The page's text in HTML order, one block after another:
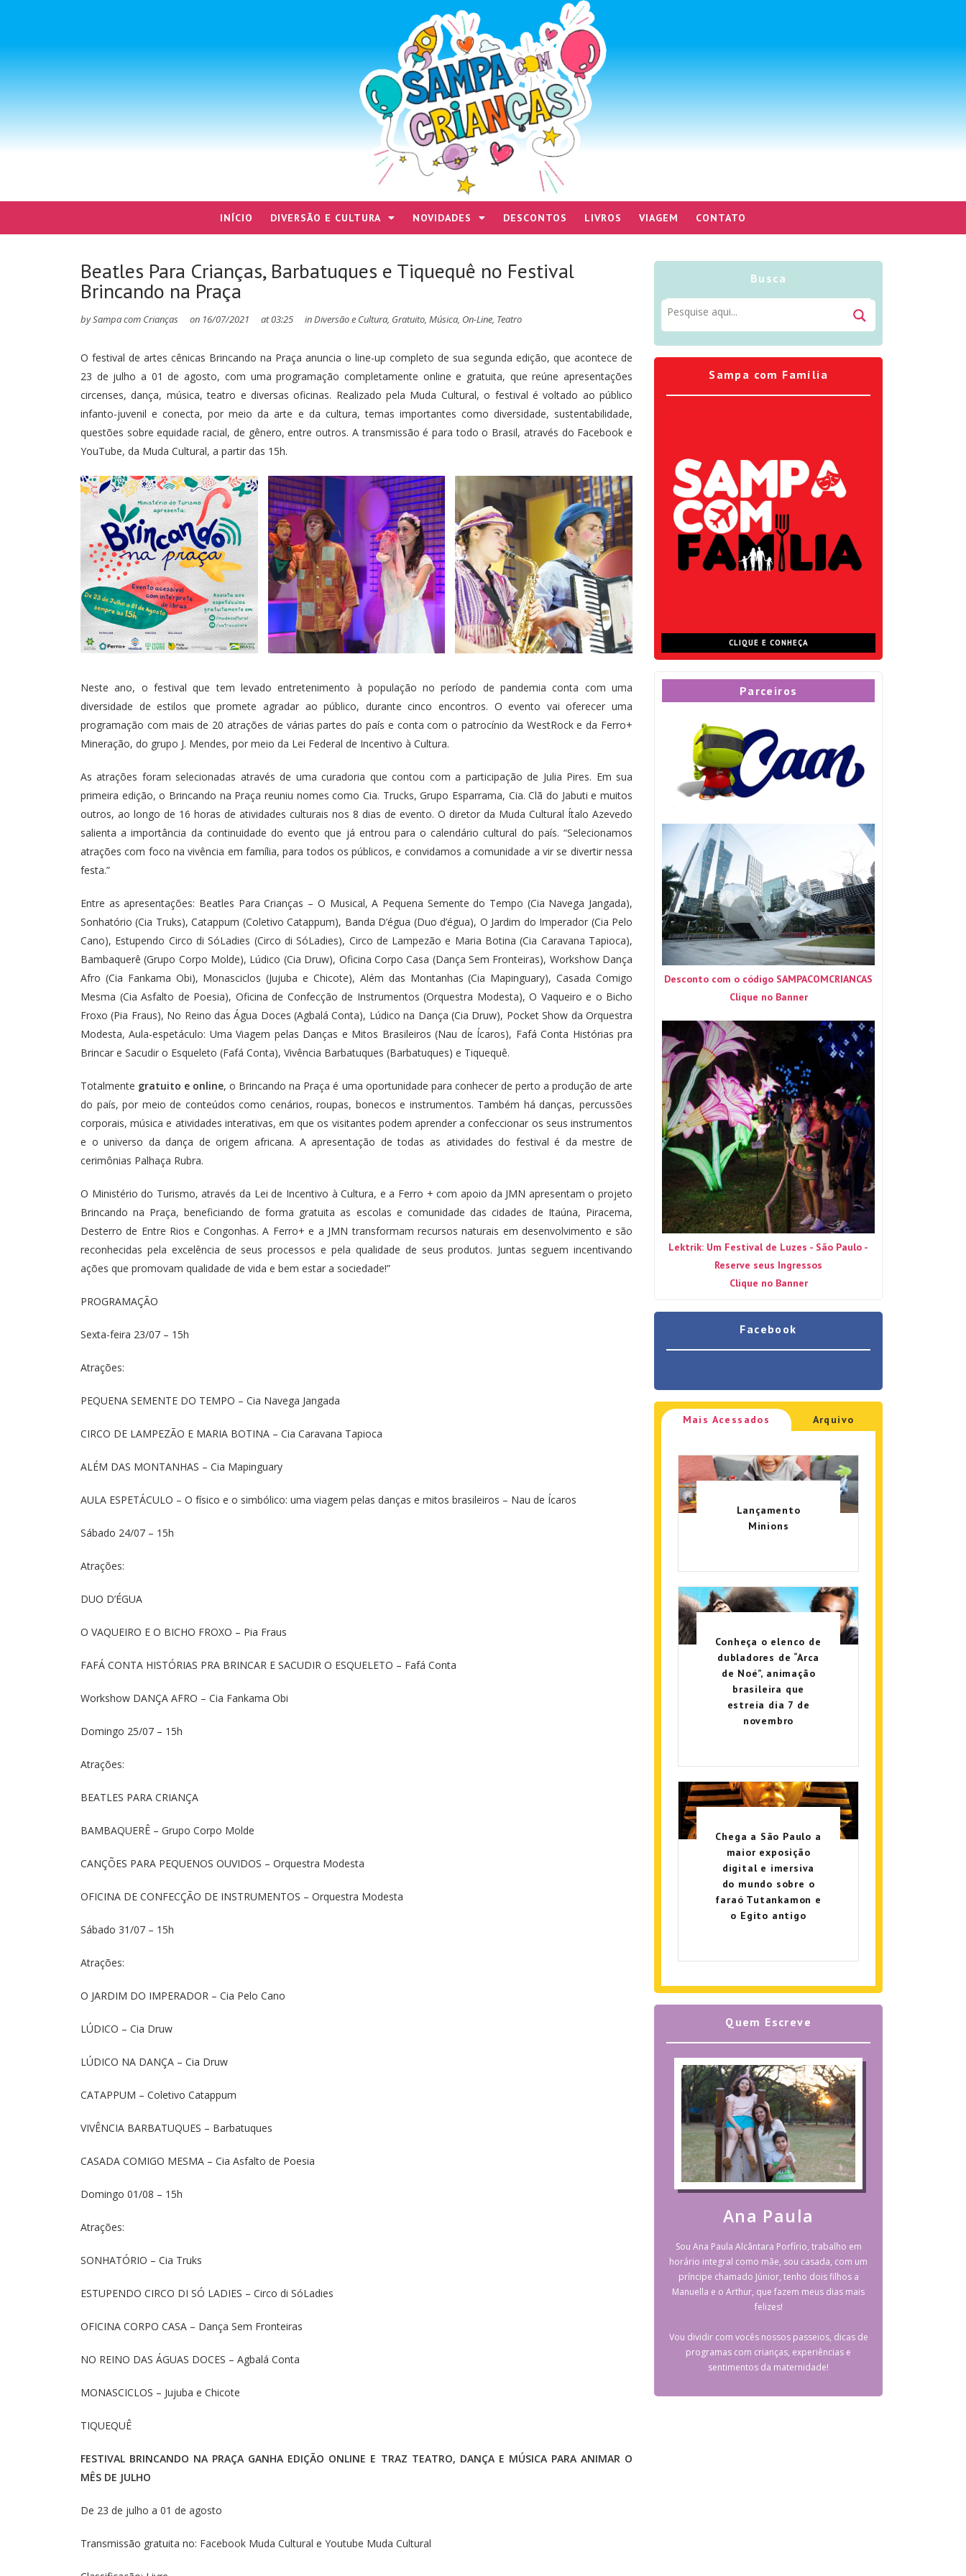
INÍCIO DIVERSÃO E CULTURA NOVIDADES DESCONTOS LIVROS VIAGEM CONTATO
Beatles Para Crianças, Barbatuques e Tiquequê no Festival
Brincando na Praça
bySampa com Crianças on 16/07/2021 at03:25 inDiversão e Cultura, Gratuito, Música, On-Line, Teatro
O festival de artes cênicas Brincando na Praça anuncia o line-up completo de sua segunda edição, que acontece de
23 de julho a 01 de agosto, com uma programação completamente online e gratuita, que reúne apresentações
circenses, dança, música, teatro e diversas oficinas. Realizado pela Muda Cultural, o festival é voltado ao público
infanto-juvenil e conecta, por meio da arte e da cultura, temas importantes como diversidade, sustentabilidade,
questões sobre equidade racial, de gênero, entre outros. A transmissão é para todo o Brasil, através do Facebook e
YouTube, da Muda Cultural, a partir das 15h.
Neste ano, o festival que tem levado entretenimento à população no período de pandemia conta com uma
diversidade de estilos que promete agradar ao público, durante cinco encontros. O evento vai oferecer uma
programação com mais de 20 atrações de várias partes do país e conta com o patrocínio da WestRock e da Ferro+
Mineração, do grupo J. Mendes, por meio da Lei Federal de Incentivo à Cultura.
As atrações foram selecionadas através de uma curadoria que contou com a participação de Julia Pires. Em sua
primeira edição, o Brincando na Praça reuniu nomes como Cia. Trucks, Grupo Esparrama, Cia. Clã do Jabuti e muitos
outros, ao longo de 16 horas de atividades culturais nos 8 dias de evento. O diretor da Muda Cultural Ítalo Azevedo
salienta a importância da continuidade do evento que já entrou para o calendário cultural do país. “Selecionamos
atrações com foco na vivência em família, para todos os públicos, e convidamos a comunidade a vir se divertir nessa
festa.”
Entre as apresentações: Beatles Para Crianças – O Musical, A Pequena Semente do Tempo (Cia Navega Jangada),
Sonhatório (Cia Truks), Catappum (Coletivo Catappum), Banda D’égua (Duo d’égua), O Jardim do Imperador (Cia Pelo
Cano), Estupendo Circo di SóLadies (Circo di SóLadies), Circo de Lampezão e Maria Botina (Cia Caravana Tapioca),
Bambaquerê (Grupo Corpo Molde), Lúdico (Cia Druw), Oficina Corpo Casa (Dança Sem Fronteiras), Workshow Dança
Afro (Cia Fankama Obi), Monasciclos (Jujuba e Chicote), Além das Montanhas (Cia Mapinguary), Casada Comigo
Mesma (Cia Asfalto de Poesia), Oficina de Confecção de Instrumentos (Orquestra Modesta), O Vaqueiro e o Bicho
Froxo (Pia Fraus), No Reino das Água Doces (Agbalá Conta), Lúdico na Dança (Cia Druw), Pocket Show da Orquestra
Modesta, Aula-espetáculo: Uma Viagem pelas Danças e Mitos Brasileiros (Nau de Ícaros), Fafá Conta Histórias pra
Brincar e Sacudir o Esqueleto (Fafá Conta), Vivência Barbatuques (Barbatuques) e Tiquequê.
Totalmente gratuito e online, o Brincando na Praça é uma oportunidade para conhecer de perto a produção de arte
do país, por meio de conteúdos como cenários, roupas, bonecos e instrumentos. Também há danças, percussões
corporais, música e atividades interativas, em que os visitantes podem aprender a confeccionar os seus instrumentos
e o universo da dança de origem africana. A apresentação de todas as atividades do festival é da mestre de
cerimônias Palhaça Rubra.
O Ministério do Turismo, através da Lei de Incentivo à Cultura, e a Ferro + com apoio da JMN apresentam o projeto
Brincando na Praça, beneficiando de forma gratuita as escolas e comunidade das cidades de Itaúna, Piracema,
Desterro de Entre Rios e Congonhas. A Ferro+ e a JMN transformam recursos naturais em desenvolvimento e são
reconhecidas pela excelência de seus processos e pela qualidade de seus produtos. Juntas seguem incentivando
ações que promovam qualidade de vida e bem estar a sociedade!”
PROGRAMAÇÃO
Sexta-feira 23/07 – 15h
Atrações:
PEQUENA SEMENTE DO TEMPO – Cia Navega Jangada
CIRCO DE LAMPEZÃO E MARIA BOTINA – Cia Caravana Tapioca
ALÉM DAS MONTANHAS – Cia Mapinguary
AULA ESPETÁCULO – O físico e o simbólico: uma viagem pelas danças e mitos brasileiros – Nau de Ícaros
Sábado 24/07 – 15h
Atrações:
DUO D’ÉGUA
O VAQUEIRO E O BICHO FROXO – Pia Fraus
FAFÁ CONTA HISTÓRIAS PRA BRINCAR E SACUDIR O ESQUELETO – Fafá Conta
Workshow DANÇA AFRO – Cia Fankama Obi
Domingo 25/07 – 15h
Atrações:
BEATLES PARA CRIANÇA
BAMBAQUERÊ – Grupo Corpo Molde
CANÇÕES PARA PEQUENOS OUVIDOS – Orquestra Modesta
OFICINA DE CONFECÇÃO DE INSTRUMENTOS – Orquestra Modesta
Sábado 31/07 – 15h
Atrações:
O JARDIM DO IMPERADOR – Cia Pelo Cano
LÚDICO – Cia Druw
LÚDICO NA DANÇA – Cia Druw
CATAPPUM – Coletivo Catappum
VIVÊNCIA BARBATUQUES – Barbatuques
CASADA COMIGO MESMA – Cia Asfalto de Poesia
Domingo 01/08 – 15h
Atrações:
SONHATÓRIO – Cia Truks
ESTUPENDO CIRCO DI SÓ LADIES – Circo di SóLadies
OFICINA CORPO CASA – Dança Sem Fronteiras
NO REINO DAS ÁGUAS DOCES – Agbalá Conta
MONASCICLOS – Jujuba e Chicote
TIQUEQUÊ
FESTIVAL BRINCANDO NA PRAÇA GANHA EDIÇÃO ONLINE E TRAZ TEATRO, DANÇA E MÚSICA PARA ANIMAR O
MÊS DE JULHO
De 23 de julho a 01 de agosto
Transmissão gratuita no: Facebook Muda Cultural e Youtube Muda Cultural
Busca
Sampa com Família
CLIQUE E CONHEÇA
Parceiros
Desconto com o código SAMPACOMCRIANCAS
Clique no Banner
Lektrik: Um Festival de Luzes - São Paulo -
Reserve seus Ingressos
Clique no Banner
Facebook
Mais Acessados Arquivo
Lançamento
Minions
Conheça o elenco de
dubladores de “Arca
de Noé”, animação
brasileira que
estreia dia 7 de
novembro
Chega a São Paulo a
maior exposição
digital e imersiva
do mundo sobre o
faraó Tutankamon e
o Egito antigo
Quem Escreve
Ana Paula
Sou Ana Paula Alcântara Porfírio, trabalho em
horário integral como mãe, sou casada, com um
príncipe chamado Júnior, tenho dois filhos a
Manuella e o Arthur, que fazem meus dias mais
felizes!
Vou dividir com vocês nossos passeios, dicas de
programas com crianças, experiências e
sentimentos da maternidade!